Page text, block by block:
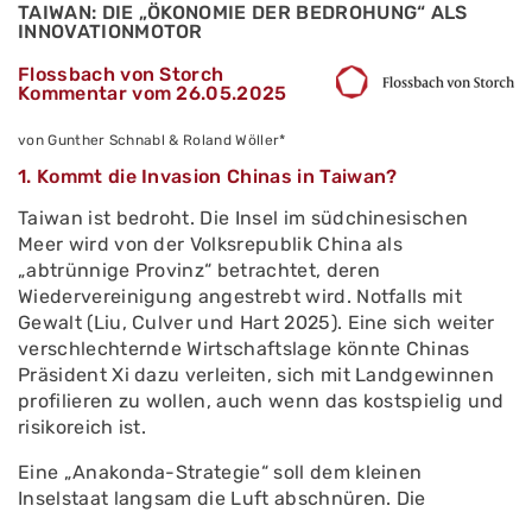
TAIWAN: DIE „ÖKONOMIE DER BEDROHUNG“ ALS
INNOVATIONMOTOR
Flossbach von Storch
Kommentar vom 26.05.2025
von Gunther Schnabl & Roland Wöller*
1. Kommt die Invasion Chinas in Taiwan?
Taiwan ist bedroht. Die Insel im südchinesischen
Meer wird von der Volksrepublik China als
„abtrünnige Provinz“ betrachtet, deren
Wiedervereinigung angestrebt wird. Notfalls mit
Gewalt (Liu, Culver und Hart 2025). Eine sich weiter
verschlechternde Wirtschaftslage könnte Chinas
Präsident Xi dazu verleiten, sich mit Landgewinnen
profilieren zu wollen, auch wenn das kostspielig und
risikoreich ist.
Eine „Anakonda-Strategie“ soll dem kleinen
Inselstaat langsam die Luft abschnüren. Die